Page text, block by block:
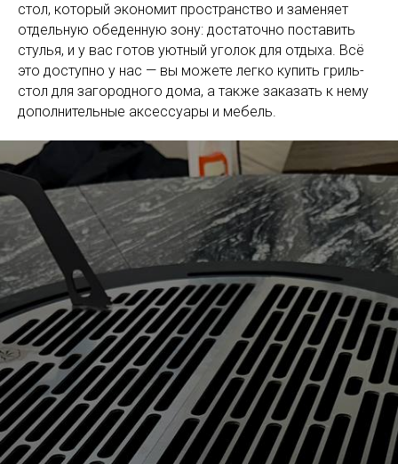
стол, который экономит пространство и заменяет
отдельную обеденную зону: достаточно поставить
стулья, и у вас готов уютный уголок для отдыха. Всё
это доступно у нас — вы можете легко купить гриль-
стол для загородного дома, а также заказать к нему
дополнительные аксессуары и мебель.